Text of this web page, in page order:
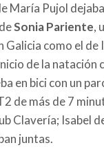
María Pujol
Sonia Pariente,
como el de
de la natación
en bici con un
de más de 7
Clavería; Isabel
juntas.